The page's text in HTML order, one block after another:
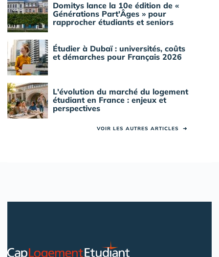
Domitys lance la 10e édition de «
Générations Part'Âges » pour
rapprocher étudiants et seniors
Étudier à Dubaï : universités, coûts
et démarches pour Français 2026
L'évolution du marché du logement
étudiant en France : enjeux et
perspectives
VOIR LES AUTRES ARTICLES ➜